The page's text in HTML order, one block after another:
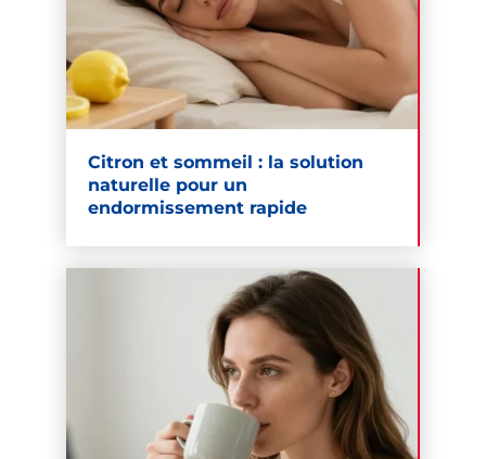
Citron et sommeil : la solution
naturelle pour un
endormissement rapide